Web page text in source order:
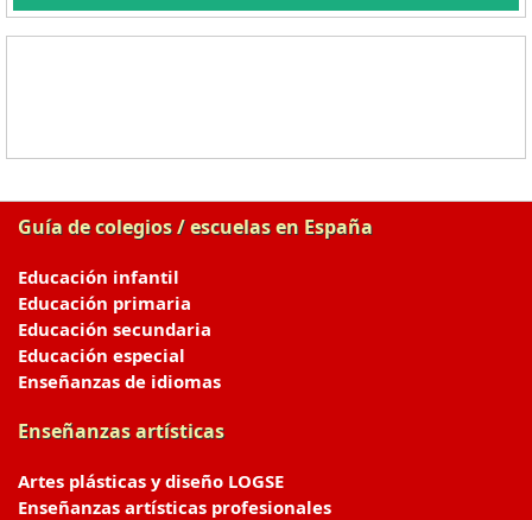
Guía de colegios / escuelas en España
Educación infantil
Educación primaria
Educación secundaria
Educación especial
Enseñanzas de idiomas
Enseñanzas artísticas
Artes plásticas y diseño LOGSE
Enseñanzas artísticas profesionales